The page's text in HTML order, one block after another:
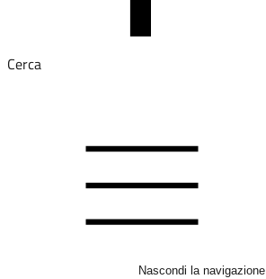
Cerca
Nascondi la navigazione